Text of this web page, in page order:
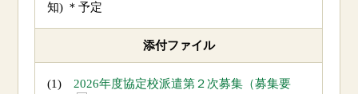
知) ＊予定
添付ファイル
(1) 2026年度協定校派遣第２次募集（募集要